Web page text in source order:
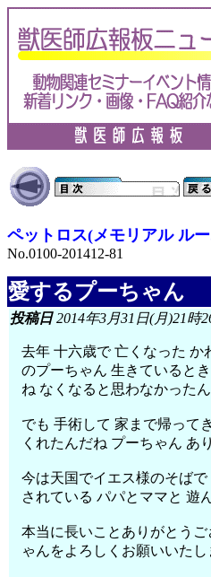
ペットロス(メモリアル ル
No.0100-201412-81
愛するプーちゃん
投稿日2014年3月31日(月)21時
去年 十六歳で 亡くなった
のプーちゃん 生きていると
ね なくなると思わなかった
でも 手術して 家まで帰って
くれたんだね プーちゃん あ
今は天国でイエス様のそば
されている パパとママと 遊
本当に長いことありがとう
ゃんをよろしくお願いいたし